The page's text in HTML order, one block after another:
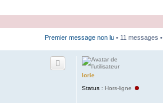
Premier message non lu • 11 messages
lorie
Status : Hors-ligne